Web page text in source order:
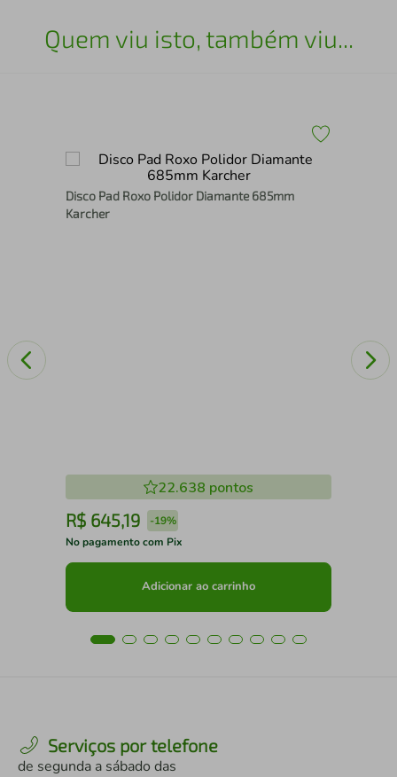
Quem viu isto, também viu...
Disco Pad Roxo Polidor Diamante 685mm
Karcher
22.638 pontos
R$ 645,19 -19%
No pagamento com Pix
Adicionar ao carrinho
Serviços por telefone
de segunda a sábado das